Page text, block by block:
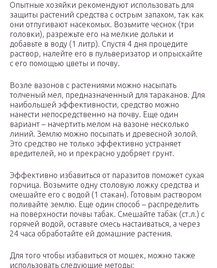
Опытные хозяйки рекомендуют использовать для
защиты растений средства с острым запахом, так как
они отпугивают насекомых. Возьмите чеснок (три
головки), разрежьте его на мелкие дольки и
добавьте в воду (1 литр). Спустя 4 дня процедите
раствор, налейте его в пульверизатор и опрыскайте
с его помощью цветы и почву.
Возле вазонов с растениями можно насыпать
толченый мел, предназначенный для тараканов. Для
наибольшей эффективности, средство можно
нанести непосредственно на почву. Еще один
вариант – начертить мелом на вазоне несколько
линий. Землю можно посыпать и древесной золой.
Это средство не только эффективно устраняет
вредителей, но и прекрасно удобряет грунт.
Эффективно избавиться от паразитов поможет сухая
горчица. Возьмите одну столовую ложку средства и
смешайте его с водой (1 стакан). Готовым раствором
поливайте землю. Еще один способ – распределить
на поверхности почвы табак. Смешайте табак (ст.л.) с
горячей водой, оставьте смесь настаиваться, а через
24 часа обработайте ей домашние растения.
Для того чтобы избавиться от мошек, можно также
использовать следующие методы: